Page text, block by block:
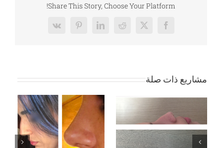
Share This Story, Choose Your Platform!
Facebook
X
Reddit
LinkedIn
Pinterest
Vk
مشاريع ذات صلة